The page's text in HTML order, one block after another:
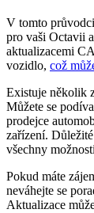
V tomto
pro vaši Octavii
aktualizacemi
vozidlo,⁢ což
Existuje několik
Můžete se​
prodejce
zařízení.
všechny
Pokud máte
neváhejte⁢ se
Aktualizace